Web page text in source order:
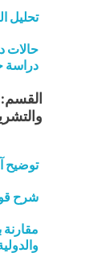
تحليل
حالات
دراسة
القسم:
توضيح
شرح
مقارنة